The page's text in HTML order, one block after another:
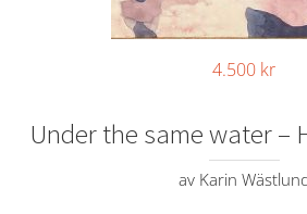
4.500 kr
Under the same water –
av Karin